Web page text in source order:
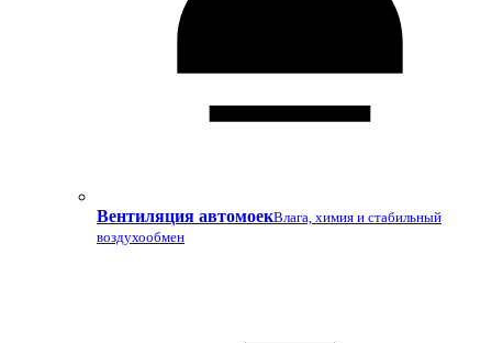
Вентиляция автомоекВлага, химия и стабильный
воздухообмен